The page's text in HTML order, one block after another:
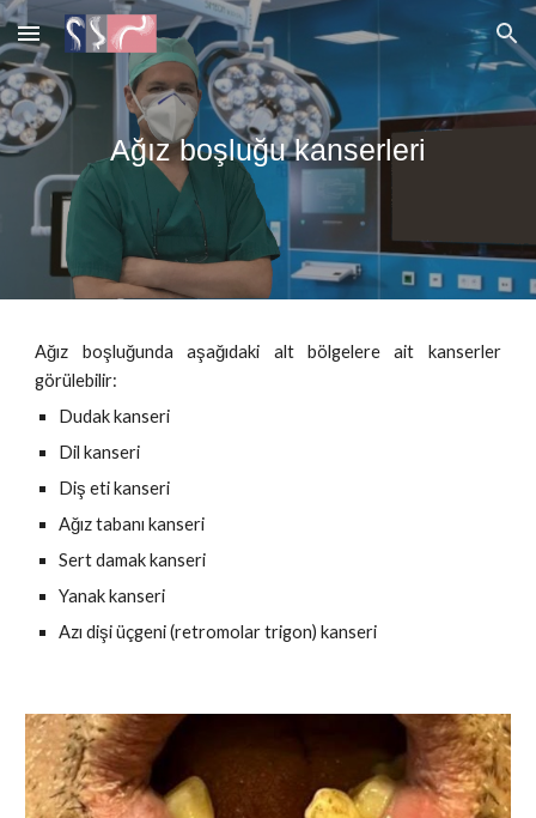
Skip to main content Skip to navigation
Ağız boşluğu kanserleri
Ağız boşluğunda aşağıdaki alt bölgelere ait kanserler
görülebilir:
Dudak kanseri
Dil kanseri
Diş eti kanseri
Ağız tabanı kanseri
Sert damak kanseri
Yanak kanseri
Azı dişi üçgeni (retromolar trigon) kanseri